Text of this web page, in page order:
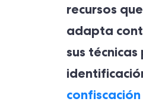
recursos
adapta
sus